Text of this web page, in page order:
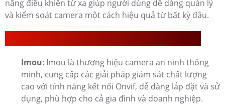
năng điều khiển từ xa giúp người dùng dễ dàng quản lý
và kiểm soát camera một cách hiệu quả từ bất kỳ đâu.
Imou: Imou là thương hiệu camera an ninh thông
minh, cung cấp các giải pháp giám sát chất lượng
cao với tính năng kết nối Onvif, dễ dàng lắp đặt và sử
dụng, phù hợp cho cả gia đình và doanh nghiệp.